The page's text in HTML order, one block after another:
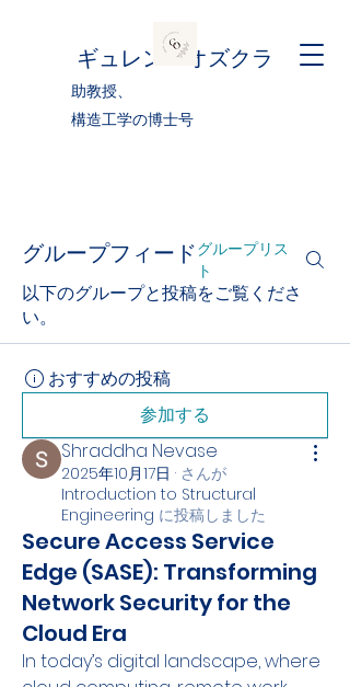
ギュレン・オズクラ
助教授、
構造工学の博士号
グループフィードグループリス
ト
以下のグループと投稿をご覧くださ
い。
おすすめの投稿
参加する
Shraddha Nevase
2025年10月17日 · さんが
Introduction to Structural
Engineering に投稿しました
Secure Access Service
Edge (SASE): Transforming
Network Security for the
Cloud Era
In today’s digital landscape, where